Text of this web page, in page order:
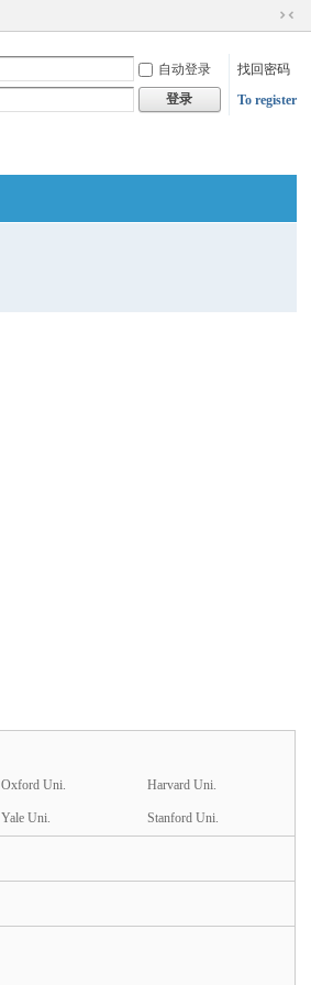
切
到
窄
自动登录
找回密码
登录 To register
Oxford Uni. Harvard Uni.
Yale Uni. Stanford Uni.